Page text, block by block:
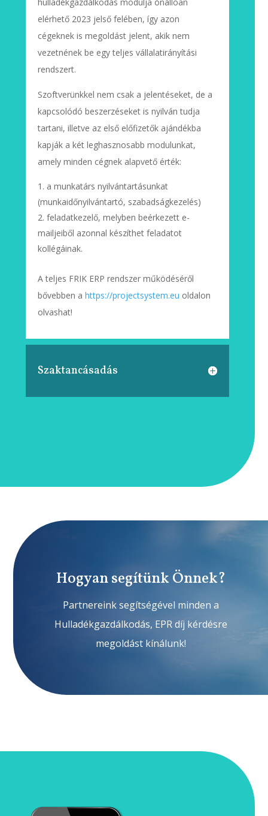
elérhető 2023 jelső felében, így azon
cégeknek is megoldást jelent, akik nem
vezetnének be egy teljes vállalatirányítási
rendszert.
Szoftverünkkel nem csak a jelentéseket, de a
kapcsolódó beszerzéseket is nyilván tudja
tartani, illetve az első előfizetők ajándékba
kapják a két leghasznosabb modulunkat,
amely minden cégnek alapvető érték:
a munkatárs nyilvántartásunkat
(munkaidőnyilvántartó, szabadságkezelés)
feladatkezelő, melyben beérkezett e-
mailjeiből azonnal készíthet feladatot
kollégáinak.
A teljes FRIK ERP rendszer működéséről
bővebben a https://projectsystem.eu oldalon
olvashat!
Szaktancásadás
Hogyan segítünk Önnek?
Partnereink segítségével minden a
Hulladékgazdálkodás, EPR díj kérdésre
megoldást kínálunk!